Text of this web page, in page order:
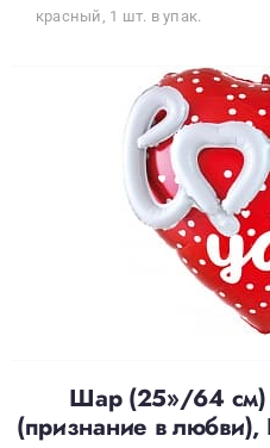
Оптовый Магазин
Корзина
Избранное
красный, 1 шт. в упак.
Шар (25»/64 см)
(признание в любви),